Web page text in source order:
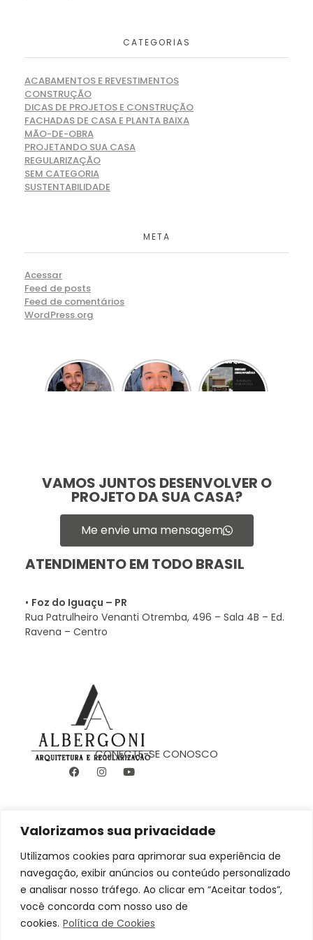
Valorizamos sua privacidade
Utilizamos cookies para aprimorar sua experiência de
navegação, exibir anúncios ou conteúdo personalizado
e analisar nosso tráfego. Ao clicar em “Aceitar todos”,
você concorda com nosso uso de
cookies. Política de Cookies
CATEGORIAS
ACABAMENTOS E REVESTIMENTOS
CONSTRUÇÃO
DICAS DE PROJETOS E CONSTRUÇÃO
FACHADAS DE CASA E PLANTA BAIXA
MÃO-DE-OBRA
PROJETANDO SUA CASA
REGULARIZAÇÃO
SEM CATEGORIA
SUSTENTABILIDADE
META
Acessar
Feed de posts
Feed de comentários
WordPress.org
Comece
por aqui
Clientes e
Depoimentos
Portfólio
Projetos
CONECTE-SE CONOSCO
VAMOS JUNTOS DESENVOLVER O
PROJETO DA SUA CASA?
Me envie uma mensagem
ATENDIMENTO EM TODO BRASIL
• Foz do Iguaçu – PR
Rua Patrulheiro Venanti Otremba, 496 – Sala 4B – Ed.
Ravena – Centro